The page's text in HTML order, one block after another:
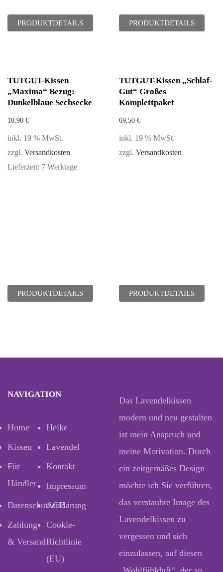
PRODUKTDETAILS PRODUKTDETAILS
TUTGUT-Kissen
„Maxima“ Bezug:
Dunkelblaue Sechsecke
10,90 €
inkl. 19 % MwSt.
zzgl. Versandkosten
Lieferzeit: 7 Werktage
PRODUKTDETAILS
TUTGUT-Kissen „Schlaf-
Gut“ Großes
Komplettpaket
69,50 €
inkl. 19 % MwSt.
zzgl. Versandkosten
PRODUKTDETAILS
NAVIGATION
Home
Heike
Kissen
Lavendel
Für
Händler
Kontakt
Impressum
Datenschutzerklärung
AGB
Zahlung
& Versand
Cookie-
Richtlinie
(EU)
Das Lavendelkissen
modern und neu gestalten
ist mein Anspruch und
meine Motivation. Durch
ein zeitgemäßes Design
möchte ich Sie verführen,
das verstaubte Image des
Lavendelkissen zu
vergessen und sich
einzulassen, auf diesen
„Wohlfühlduft“, der so